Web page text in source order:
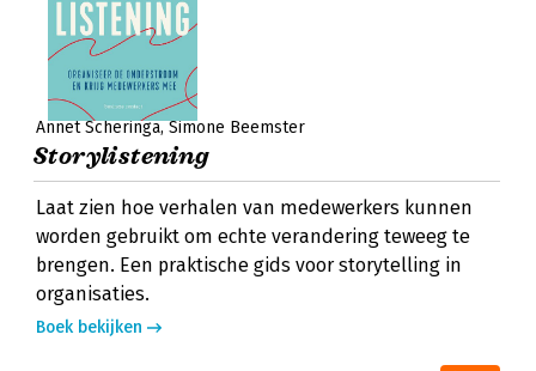
Annet Scheringa Simone Beemster
Storylistening
Laat zien hoe verhalen van medewerkers kunnen
worden gebruikt om echte verandering teweeg te
brengen. Een praktische gids voor storytelling in
organisaties.
Boek bekijken